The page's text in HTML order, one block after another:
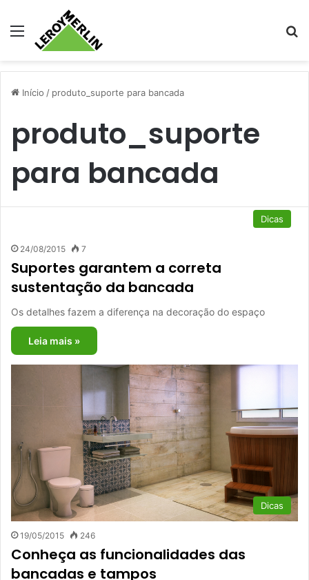
Menu
Início / produto_suporte para bancada
produto_suporte
para bancada
Dicas
24/08/2015 7
Suportes garantem a correta
sustentação da bancada
Os detalhes fazem a diferença na decoração do espaço
Leia mais »
Dicas
19/05/2015 246
Conheça as funcionalidades das
bancadas e tampos